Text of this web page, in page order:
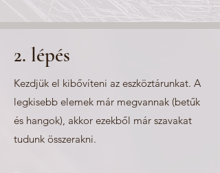
2. lépés
Kezdjük el kibővíteni az eszköztárunkat. A
legkisebb elemek már megvannak (betűk
és hangok), akkor ezekből már szavakat
tudunk összerakni.